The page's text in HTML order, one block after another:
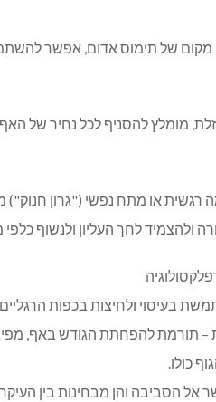
מקום של תימוס אדום, אפשר
רגשית או מתח נפשי ("גרון
ולהצמיד לחך העליון ולנשוף
בעיסוי ולחיצות בכפות
– תורמת להפחתת הגודש באף,
כולו.
אל הסביבה והן מבחינות בין